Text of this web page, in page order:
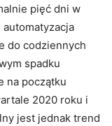
pięć dni w
do codziennych
spadku
na początku
2020 roku i
jest jednak trend